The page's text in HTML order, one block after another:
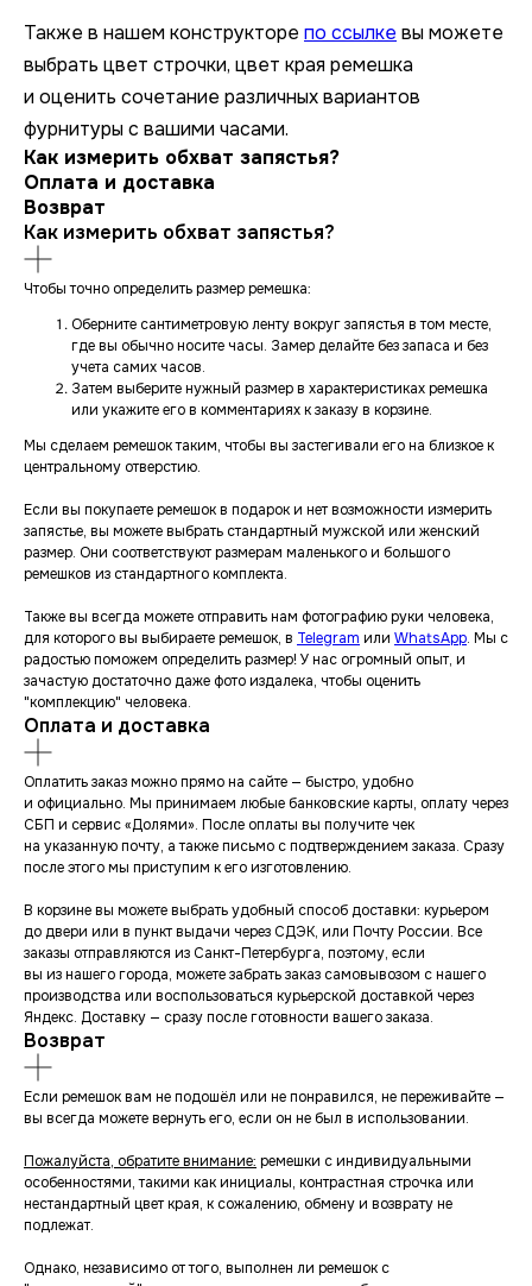
Также в нашем конструкторе по ссылке вы можете
выбрать цвет строчки, цвет края ремешка
и оценить сочетание различных вариантов
фурнитуры с вашими часами.
Как измерить обхват запястья?
Оплата и доставка
Возврат
Как измерить обхват запястья?
Чтобы точно определить размер ремешка:
Оберните сантиметровую ленту вокруг запястья в том месте,
где вы обычно носите часы. Замер делайте без запаса и без
учета самих часов.
Затем выберите нужный размер в характеристиках ремешка
или укажите его в комментариях к заказу в корзине.
Мы сделаем ремешок таким, чтобы вы застегивали его на близкое к
центральному отверстию.
Если вы покупаете ремешок в подарок и нет возможности измерить
запястье, вы можете выбрать стандартный мужской или женский
размер. Они соответствуют размерам маленького и большого
ремешков из стандартного комплекта.
Также вы всегда можете отправить нам фотографию руки человека,
для которого вы выбираете ремешок, в Telegram или WhatsApp. Мы с
радостью поможем определить размер! У нас огромный опыт, и
зачастую достаточно даже фото издалека, чтобы оценить
"комплекцию" человека.
Оплата и доставка
Оплатить заказ можно прямо на сайте — быстро, удобно
и официально. Мы принимаем любые банковские карты, оплату через
СБП и сервис «Долями». После оплаты вы получите чек
на указанную почту, а также письмо с подтверждением заказа. Сразу
после этого мы приступим к его изготовлению.
В корзине вы можете выбрать удобный способ доставки: курьером
до двери или в пункт выдачи через СДЭК, или Почту России. Все
заказы отправляются из Санкт-Петербурга, поэтому, если
вы из нашего города, можете забрать заказ самовывозом с нашего
производства или воспользоваться курьерской доставкой через
Яндекс. Доставку — сразу после готовности вашего заказа.
Возврат
Если ремешок вам не подошёл или не понравился, не переживайте —
вы всегда можете вернуть его, если он не был в использовании.
Пожалуйста, обратите внимание: ремешки с индивидуальными
особенностями, такими как инициалы, контрастная строчка или
нестандартный цвет края, к сожалению, обмену и возврату не
подлежат.
Однако, независимо от того, выполнен ли ремешок с